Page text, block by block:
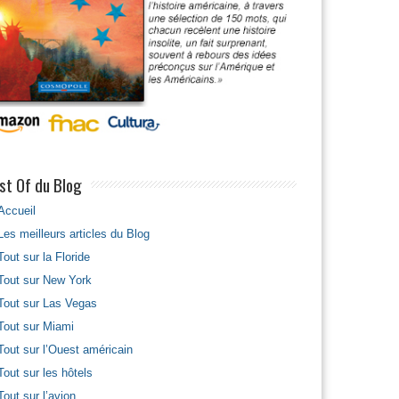
Of du Blog
meilleurs articles du Blog
sur la Floride
sur New York
sur Las Vegas
sur Miami
sur l’Ouest américain
sur les hôtels
sur l’avion